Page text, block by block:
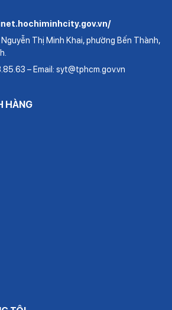
Thị Minh Khai, phường Bến Thành,
– Email: syt@tphcm.gov.vn
HÀNG